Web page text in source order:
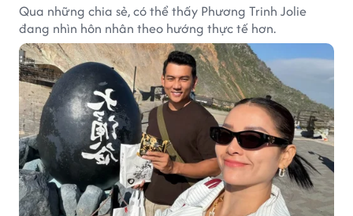
Qua những chia sẻ, có thể thấy Phương Trinh Jolie
đang nhìn hôn nhân theo hướng thực tế hơn.